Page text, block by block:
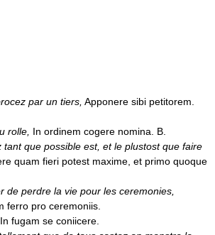
par un tiers, Apponere sibi petitorem.
rolle, In ordinem cogere nomina. B.
tant que possible est, et le plustost que faire
quam fieri potest maxime, et primo quoque
de perdre la vie pour les ceremonies,
ferro pro ceremoniis.
In fugam se coniicere.